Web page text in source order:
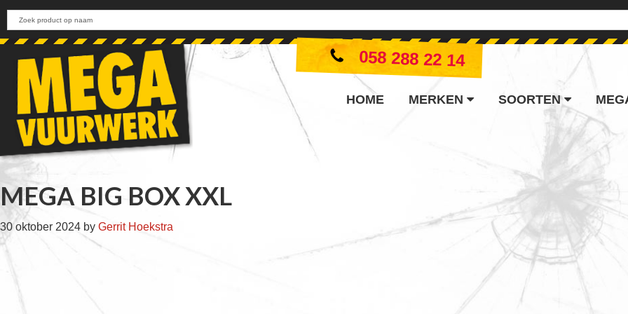
primary
navigation
main
content
primary
sidebar
footer
058 288 22 14
HOME MERKEN SOORTEN
MEGA BIG BOX XXL
30 oktober 2024 by Gerrit Hoekstra